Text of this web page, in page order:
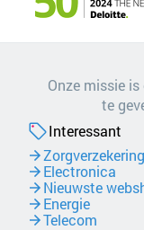
Onze missie
te
Interessant
Electronica
Nieuwste
Energie
Telecom